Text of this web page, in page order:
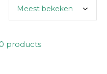
products